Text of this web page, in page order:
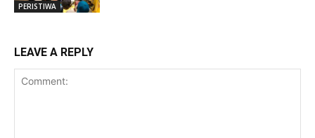
PERISTIWA
LEAVE A REPLY